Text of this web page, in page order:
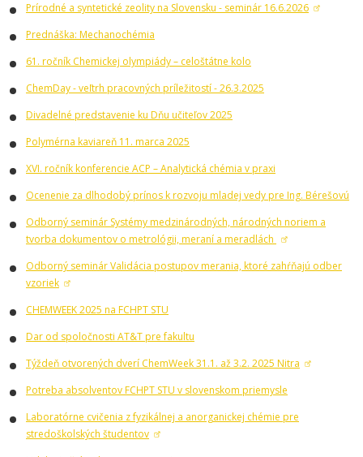
Prírodné a syntetické zeolity na Slovensku - seminár 16.6.2026
Prednáška: Mechanochémia
61. ročník Chemickej olympiády – celoštátne kolo
ChemDay - veľtrh pracovných príležitostí - 26.3.2025
Divadelné predstavenie ku Dňu učiteľov 2025
Polymérna kaviareň 11. marca 2025
XVI. ročník konferencie ACP – Analytická chémia v praxi
Ocenenie za dlhodobý prínos k rozvoju mladej vedy pre Ing. Bérešovú
Odborný seminár Systémy medzinárodných, národných noriem a
tvorba dokumentov o metrológii, meraní a meradlách
Odborný seminár Validácia postupov merania, ktoré zahŕňajú odber
vzoriek
CHEMWEEK 2025 na FCHPT STU
Dar od spoločnosti AT&T pre fakultu
Týždeň otvorených dverí ChemWeek 31.1. až 3.2. 2025 Nitra
Potreba absolventov FCHPT STU v slovenskom priemysle
Laboratórne cvičenia z fyzikálnej a anorganickej chémie pre
stredoškolských študentov